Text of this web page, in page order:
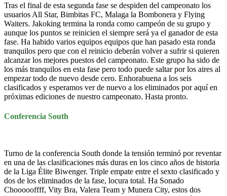
Tras el final de esta segunda fase se despiden del campeonato los
usuarios All Star, Bimbitas FC, Malaga la Bombonera y Flying
Waiters. Jakoking termina la ronda como campeón de su grupo y
aunque los puntos se reinicien el siempre será ya el ganador de esta
fase. Ha habido varios equipos equipos que han pasado esta ronda
tranquilos pero que con el reinicio deberán volver a sufrir si quieren
alcanzar los mejores puestos del campeonato. Este grupo ha sido de
los más tranquilos en esta fase pero todo puede saltar por los aires al
empezar todo de nuevo desde cero. Enhorabuena a los seis
clasificados y esperamos ver de nuevo a los eliminados por aquí en
próximas ediciones de nuestro campeonato. Hasta pronto.
Conferencia South
Turno de la conferencia South donde la tensión terminó por reventar
en una de las clasificaciones más duras en los cinco años de historia
de la Liga Élite Biwenger. Triple empate entre el sexto clasificado y
dos de los eliminados de la fase, locura total. Ha Sonado
Choooooffff, Vity Bra, Valera Team y Munera City, estos dos